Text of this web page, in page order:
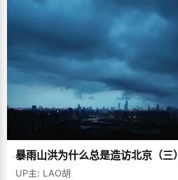
暴雨山洪为什么总是造访北京（三）
UP主: LAO胡